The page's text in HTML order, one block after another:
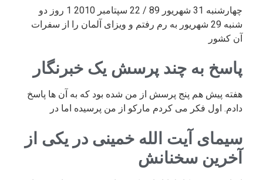
چهارشنبه 31 شهریور 89 / 22 سپتامبر 2010 1 روز دو
شنبه 29 شهریور به رم رفتم و ویزای آلمان را از سفرات
آن کشور
پاسخ به چند پرسش یک خبرنگار
هفته پیش هم پنج پرسش از من شده بود که به آن ها پاسخ
دادم. اول فکر می کردم مارکو از من پرسیده اما در
سیمای آیت الله خمینی در یکی از
آخرین سخنانش